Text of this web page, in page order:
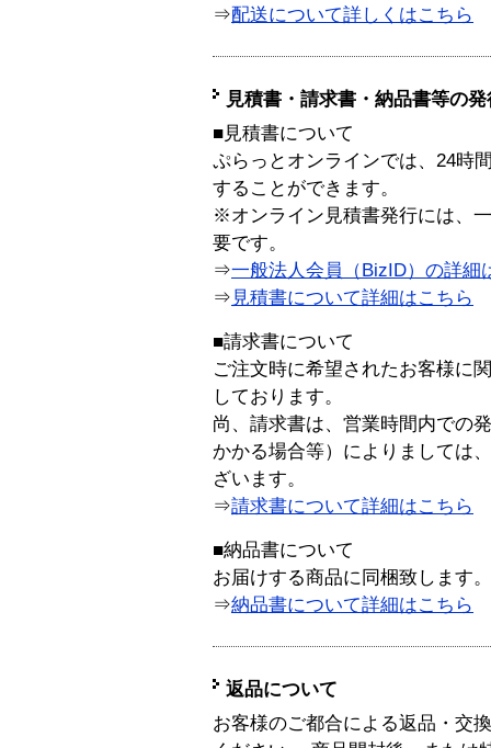
⇒配送について詳しくはこちら
見積書・請求書・納品書等の
■見積書について
ぷらっとオンラインでは、24時
することができます。
※オンライン見積書発行には、
要です。
⇒一般法人会員（BizID）の詳細
⇒ 見積書について詳細はこちら
■請求書について
ご注文時に希望されたお客様に
しております。
尚、請求書は、営業時間内での
かかる場合等）によりましては
ざいます。
⇒請求書について詳細はこちら
■納品書について
お届けする商品に同梱致します。
⇒納品書について詳細はこちら
返品について
お客様のご都合による返品・交